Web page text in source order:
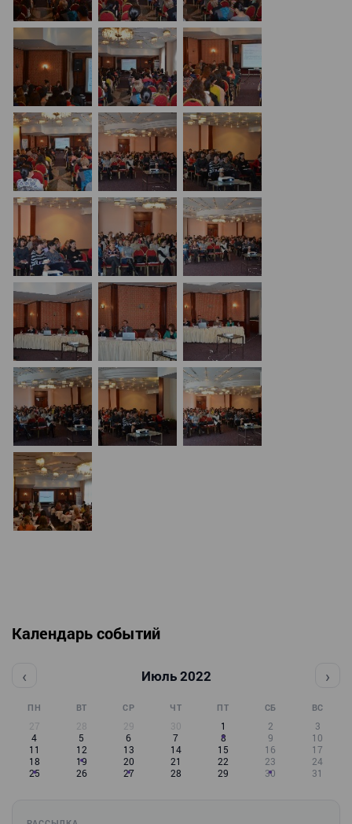
Календарь событий
‹ Июль 2022 ›
ПН ВТ СР ЧТ ПТ СБ ВС
27 28 29 30 1 2
3
4
5 6 7 8 9
10
11
12 13 14 15 16
17
18
19 20 21 22 23
24
25
26 27 28 29 30 31